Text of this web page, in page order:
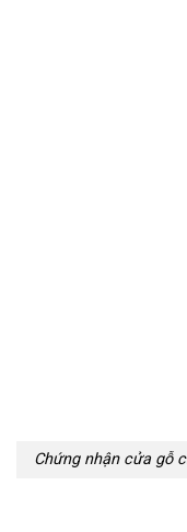
Chứng nhận cửa gỗ